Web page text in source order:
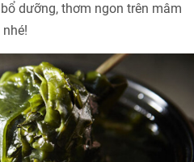
dưỡng, thơm ngon trên mâm